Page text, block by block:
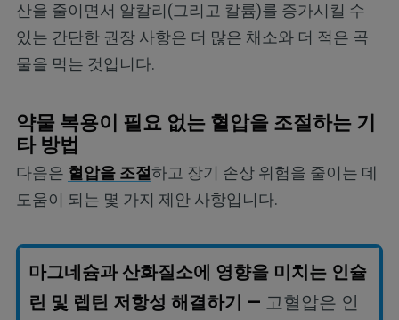
산을 줄이면서 알칼리(그리고 칼륨)를 증가시킬 수
있는 간단한 권장 사항은 더 많은 채소와 더 적은 곡
물을 먹는 것입니다.
약물 복용이 필요 없는 혈압을 조절하는 기
타 방법
다음은 혈압을 조절하고 장기 손상 위험을 줄이는 데
도움이 되는 몇 가지 제안 사항입니다.
마그네슘과 산화질소에 영향을 미치는 인슐
린 및 렙틴 저항성 해결하기 — 고혈압은 인